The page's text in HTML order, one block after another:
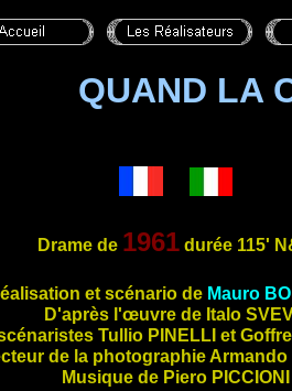
QUAND LA
Drame de 1961durée 115'
et scénario de Mauro
D'après l'œuvre de Italo
Tullio PINELLIet
de la photographie Armando
Musique de Piero PICCIONI